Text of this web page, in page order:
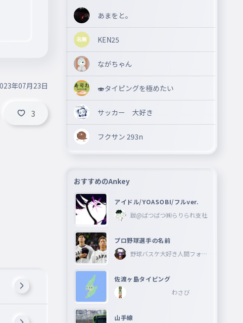
年07月23日
3
あまをと。
KEN25
ながちゃん
🍣タイピングを極めたい
サッカー 大好き
フクサン 293n
おすすめのAnkey
アイドル/YOASOBI/フルver.
跋@ばつばつ㈱らりられ支社
プロ野球選手の名前
野球バスケ大好き人間フォロ
佐渡ヶ島タイピング
わさび
山手線